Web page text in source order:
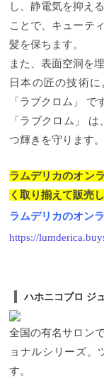
し、静電気を抑える
ことで、キューテ
髪を保ちます。
また、表面空洞を
日本の匠の技術
「ラブクロム」 で
「ラブクロム」
つ輝きを守ります。
ラムデリカのオン
く取り揃えて販売
ラムデリカのオン
https://
ハホニコプロ ジ
全国の有名サロン
ョナルシリーズ。
す。